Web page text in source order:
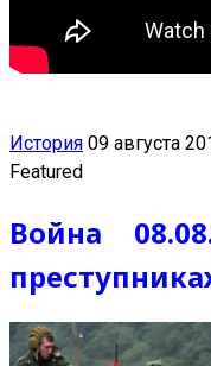
История 09 августа
Featured
Война